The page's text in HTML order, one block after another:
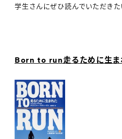
学生さんにぜひ読んでいただきた
Born to run走るために生ま